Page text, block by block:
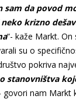
sam da povod
krizno
“- kaže Markt. On
su o
pokriva
stanovništva
govori nam Markt